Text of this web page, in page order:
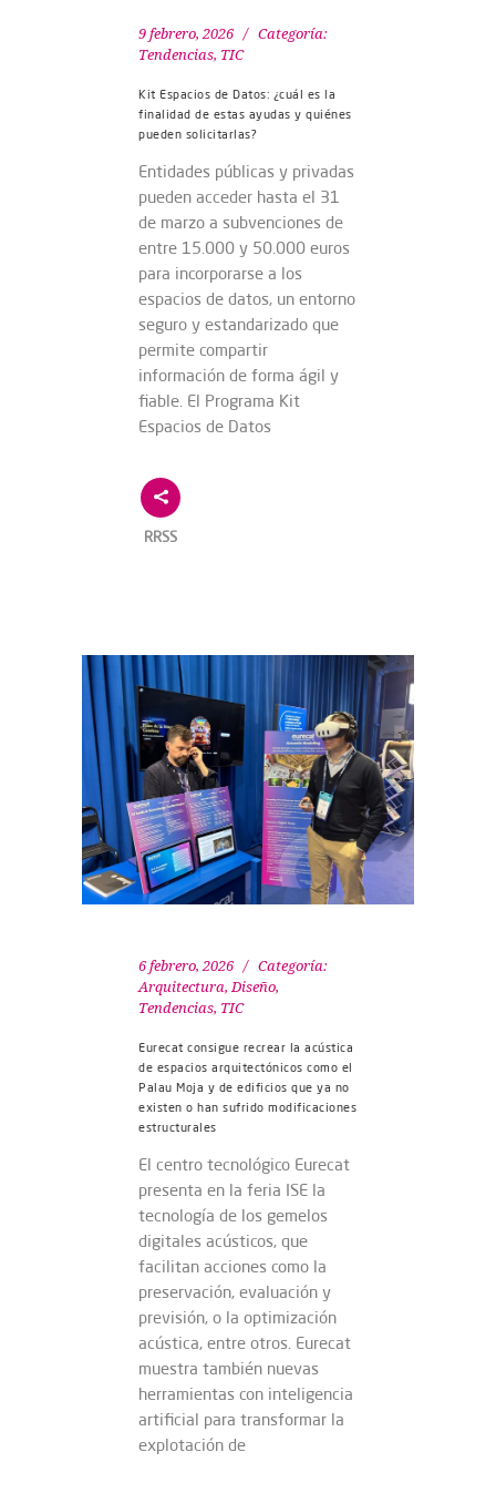
9 febrero, 2026
Categoría:
Tendencias, TIC
Kit Espacios de Datos: ¿cuál es la
finalidad de estas ayudas y quiénes
pueden solicitarlas?
Entidades públicas y privadas
pueden acceder hasta el 31
de marzo a subvenciones de
entre 15.000 y 50.000 euros
para incorporarse a los
espacios de datos, un entorno
seguro y estandarizado que
permite compartir
información de forma ágil y
fiable. El Programa Kit
Espacios de Datos
RRSS
6 febrero, 2026
Categoría:
Arquitectura, Diseño,
Tendencias, TIC
Eurecat consigue recrear la acústica
de espacios arquitectónicos como el
Palau Moja y de edificios que ya no
existen o han sufrido modificaciones
estructurales
El centro tecnológico Eurecat
presenta en la feria ISE la
tecnología de los gemelos
digitales acústicos, que
facilitan acciones como la
preservación, evaluación y
previsión, o la optimización
acústica, entre otros. Eurecat
muestra también nuevas
herramientas con inteligencia
artificial para transformar la
explotación de